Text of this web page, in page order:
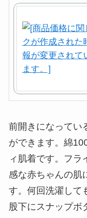
前開きになってい
ができます。綿
ィ肌着です。 フラ
感な赤ちゃんの肌
す。 何回洗濯して
股下にスナップボ